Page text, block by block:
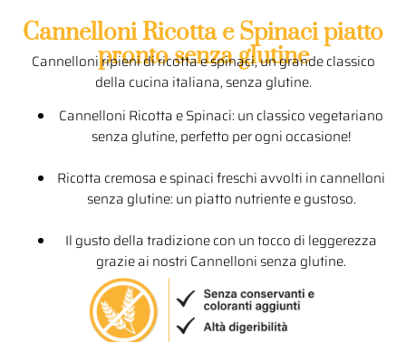
Cannelloni Ricotta e Spinaci piatto
pronto senza glutine
Cannelloni ripieni di ricotta e spinaci, un grande classico
della cucina italiana, senza glutine.
Cannelloni Ricotta e Spinaci: un classico vegetariano
senza glutine, perfetto per ogni occasione!
Ricotta cremosa e spinaci freschi avvolti in cannelloni
senza glutine: un piatto nutriente e gustoso.
Il gusto della tradizione con un tocco di leggerezza
grazie ai nostri Cannelloni senza glutine.